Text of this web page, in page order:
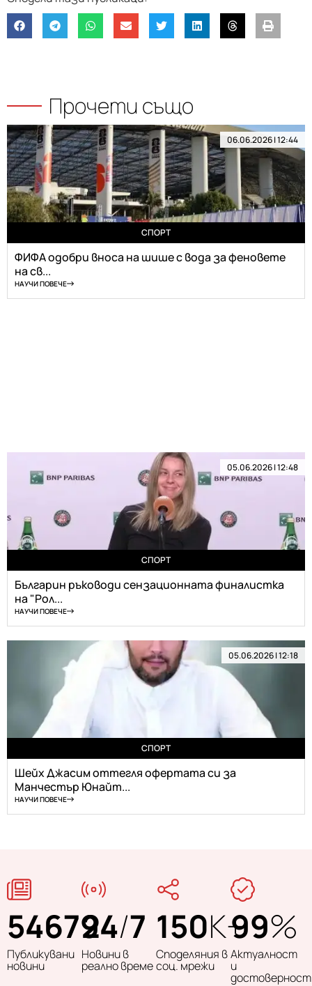
Прочети също
06.06.2026 | 12:44
СПОРТ
ФИФА одобри вноса на шише с вода за феновете
на св...
НАУЧИ ПОВЕЧЕ
05.06.2026 | 12:48
СПОРТ
Българин ръководи сензационната финалистка
на "Рол...
НАУЧИ ПОВЕЧЕ
05.06.2026 | 12:18
СПОРТ
Шейх Джасим оттегля офертата си за
Манчестър Юнайт...
НАУЧИ ПОВЕЧЕ
54679
Публикувани
новини
24/7
Новини в
реално време
150K+
Споделяния в
соц. мрежи
99%
Актуалност
и
достоверност